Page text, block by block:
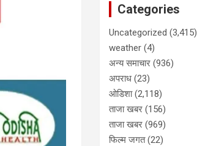
Categories
Uncategorized (3,415)
weather (4)
अन्य समाचार (936)
अपराध (23)
ओडिशा(2,118)
ताजा खबर (156)
ताजा खबर (969)
फिल्म जगत(22)